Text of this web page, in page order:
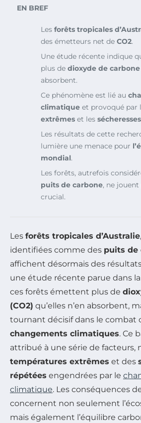
EN BREF
Les forêts tropicales
des émetteurs net de CO2.
Une étude récente indique
plus de dioxyde de carbone
absorbent.
Ce phénomène est lié au
climatique et provoqué par
extrêmes et les sécheresses
Les résultats de cette
lumière une menace pour
mondial.
Les forêts, autrefois
puits de carbone, ne
crucial.
Les forêts tropicales d’Australie
identifiées comme des puits de
affichent désormais des
une étude récente parue dans
ces forêts émettent plus de
(CO2) qu’elles n’en absorbent,
tournant décisif dans le combat
changements climatiques. Ce
attribué à une série de facteurs,
températures extrêmes et des
répétées engendrées par le
climatique. Les conséquences
concernent non seulement
mais également l’équilibre